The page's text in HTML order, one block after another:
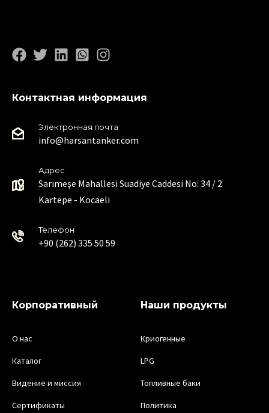
Контактная информация
Электронная почта
info@harsantanker.com
Адрес
Sarımeşe Mahallesi Suadiye Caddesi No: 34 / 2
Kartepe - Kocaeli
Телефон
+90 (262) 335 50 59
Корпоративный
О нас
Каталог
Видение и миссия
Сертификаты
Наши продукты
Криогенные
LPG
Топливные баки
Политика